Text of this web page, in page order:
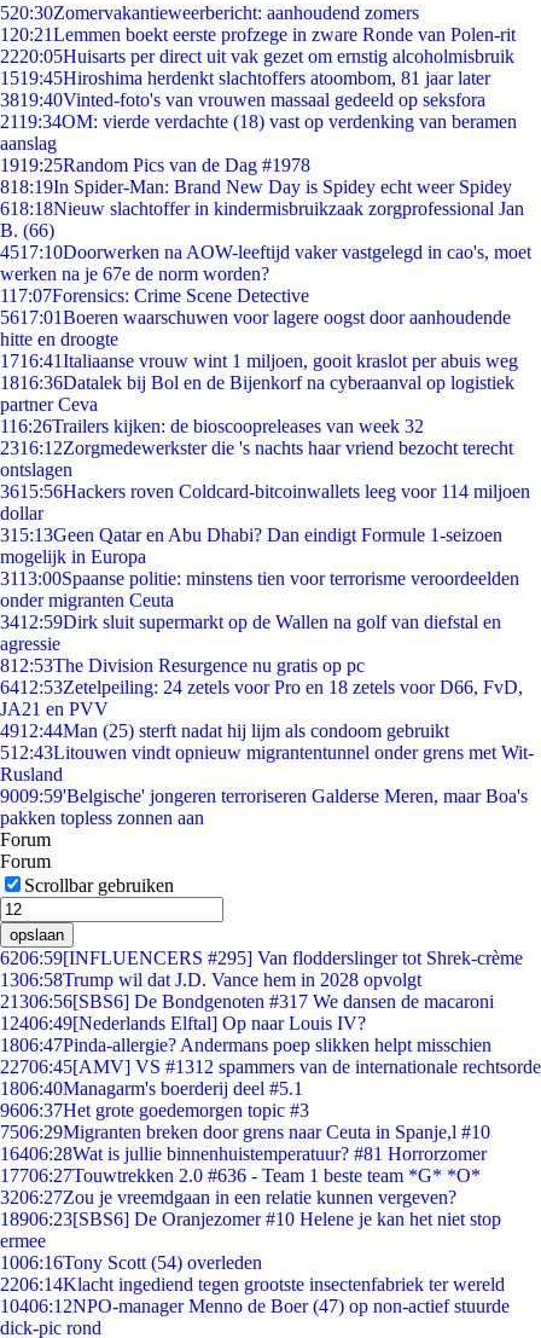
520:30Zomervakantieweerbericht: aanhoudend zomers
1 20:21Lemmen boekt eerste profzege in zware Ronde van Polen-rit
2220:05Huisarts per direct uit vak gezet om ernstig alcoholmisbruik
1519:45Hiroshima herdenkt slachtoffers atoombom, 81 jaar later
3819:40Vinted-foto's van vrouwen massaal gedeeld op seksfora
2119:34OM: vierde verdachte (18) vast op verdenking van beramen
aanslag
1919:25Random Pics van de Dag #1978
818:19In Spider-Man: Brand New Day is Spidey echt weer Spidey
618:18Nieuw slachtoffer in kindermisbruikzaak zorgprofessional Jan
B. (66)
4517:10Doorwerken na AOW-leeftijd vaker vastgelegd in cao's, moet
werken na je 67e de norm worden?
117:07Forensics: Crime Scene Detective
5617:01Boeren waarschuwen voor lagere oogst door aanhoudende
hitte en droogte
1716:41Italiaanse vrouw wint 1 miljoen, gooit kraslot per abuis weg
1816:36Datalek bij Bol en de Bijenkorf na cyberaanval op logistiek
partner Ceva
116:26Trailers kijken: de bioscoopreleases van week 32
2316:12Zorgmedewerkster die 's nachts haar vriend bezocht terecht
ontslagen
3615:56Hackers roven Coldcard-bitcoinwallets leeg voor 114 miljoen
dollar
315:13Geen Qatar en Abu Dhabi? Dan eindigt Formule 1-seizoen
mogelijk in Europa
3113:00Spaanse politie: minstens tien voor terrorisme veroordeelden
onder migranten Ceuta
3412:59Dirk sluit supermarkt op de Wallen na golf van diefstal en
agressie
812:53The Division Resurgence nu gratis op pc
6412:53Zetelpeiling: 24 zetels voor Pro en 18 zetels voor D66, FvD,
JA21 en PVV
4912:44Man (25) sterft nadat hij lijm als condoom gebruikt
512:43Litouwen vindt opnieuw migrantentunnel onder grens met Wit-
Rusland
9009:59'Belgische' jongeren terroriseren Galderse Meren, maar Boa's
pakken topless zonnen aan
Forum
Forum
Scrollbar gebruiken
opslaan
6206:59[INFLUENCERS #295] Van flodderslinger tot Shrek-crème
1306:58Trump wil dat J.D. Vance hem in 2028 opvolgt
21306:56[SBS6] De Bondgenoten #317 We dansen de macaroni
12406:49[Nederlands Elftal] Op naar Louis IV?
1806:47Pinda-allergie? Andermans poep slikken helpt misschien
22706:45[AMV] VS #1312 spammers van de internationale rechtsorde
1806:40Managarm's boerderij deel #5.1
9606:37Het grote goedemorgen topic #3
7506:29Migranten breken door grens naar Ceuta in Spanje,l #10
16406:28Wat is jullie binnenhuistemperatuur? #81 Horrorzomer
17706:27Touwtrekken 2.0 #636 - Team 1 beste team *G* *O*
3206:27Zou je vreemdgaan in een relatie kunnen vergeven?
18906:23[SBS6] De Oranjezomer #10 Helene je kan het niet stop
ermee
1006:16Tony Scott (54) overleden
2206:14Klacht ingediend tegen grootste insectenfabriek ter wereld
10406:12NPO-manager Menno de Boer (47) op non-actief stuurde
dick-pic rond